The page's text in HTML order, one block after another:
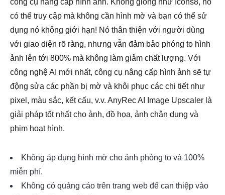
công cụ nâng cấp hình ảnh. Không giống như Icons8, nó
có thể truy cập mà không cần hình mờ và bạn có thể sử
dụng nó không giới hạn! Nó thân thiện với người dùng
với giao diện rõ ràng, nhưng vẫn đảm bảo phóng to hình
ảnh lên tới 800% mà không làm giảm chất lượng. Với
công nghệ AI mới nhất, công cụ nâng cấp hình ảnh sẽ tự
động sửa các phần bị mờ và khôi phục các chi tiết như
pixel, màu sắc, kết cấu, v.v. AnyRec AI Image Upscaler là
giải pháp tốt nhất cho ảnh, đồ họa, ảnh chân dung và
phim hoạt hình.
Không áp dụng hình mờ cho ảnh phóng to và 100%
miễn phí.
Không có quảng cáo trên trang web để can thiệp vào